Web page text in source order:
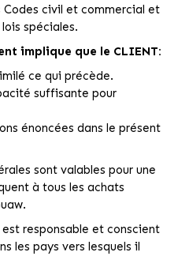
Codes civil et commercial et
spéciales.
implique que le CLIENT:
ce qui précède.
suffisante pour
énoncées dans le présent
sont valables pour une
à tous les achats
responsable et conscient
les pays vers lesquels il